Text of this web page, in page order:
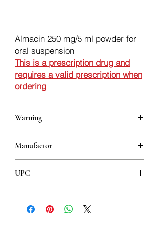
Almacin 250 mg/5 ml powder for
oral suspension
This is a prescription drug and
requires a valid prescription when
ordering
Warning
a valid prescription when ordering
Manufactor
UPC